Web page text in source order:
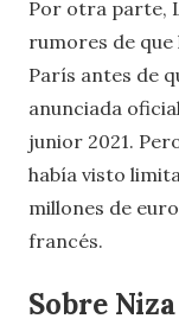
Por otra parte,
rumores de que
París antes de
anunciada
junior 2021.
había visto
millones de
francés.
Sobre